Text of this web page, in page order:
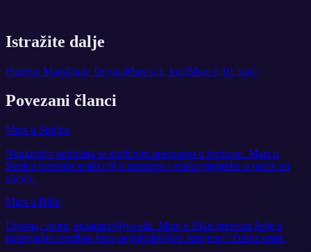
Istražite dalje
Planeta: MarsZnak: DevicaMars u 1. kućiMars u 10. kući
Povezani članci
Mars u Strelcu
Neukrotivi optimista sa strelicom uperenom u horizont. Mars u
Strelcu pretvara svaki cilj u avanturu i svaku prepreku u poziv na
akciju.
Mars u Biku
Uporna, spora, nezaustavljiva sila. Mars u Biku pretvara želje u
materijalne rezultate kroz nepokolebljivu istrajnost i čulnu strast.